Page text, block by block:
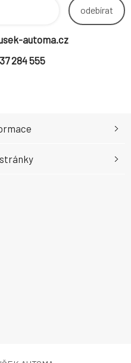
odebírat
automa.cz
284 555